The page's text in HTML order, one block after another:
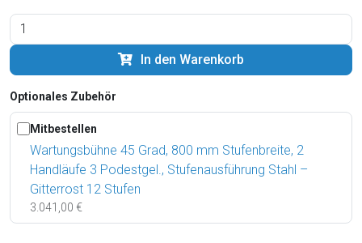
In den Warenkorb
Optionales Zubehör
Mitbestellen
Wartungsbühne 45 Grad, 800 mm Stufenbreite, 2
Handläufe 3 Podestgel., Stufenausführung Stahl –
Gitterrost 12 Stufen
3.041,00 €